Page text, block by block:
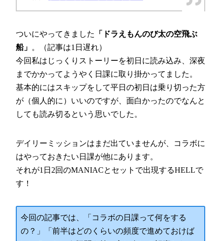
ついにやってきました
「ドラえもんのび太の空飛ぶ
船」 。（記事は1日遅れ）
今回私はじっくりストーリーを初日に読み込み、深夜
までかかってようやく日課に取り掛かってました。
基本的にはスキップをして平日の初日は乗り切った方
が（個人的に）いいのですが、面白かったのでなんと
しても読み切るという思いでした。
デイリーミッションはまだ出ていませんが、コラボに
はやっておきたい日課が他にあります。
それが1日2回のMANIACとセットで出現するHELLで
す！
今回の記事では、「コラボの日課って何をする
の？」「前半はどのくらいの頻度で進めておけば